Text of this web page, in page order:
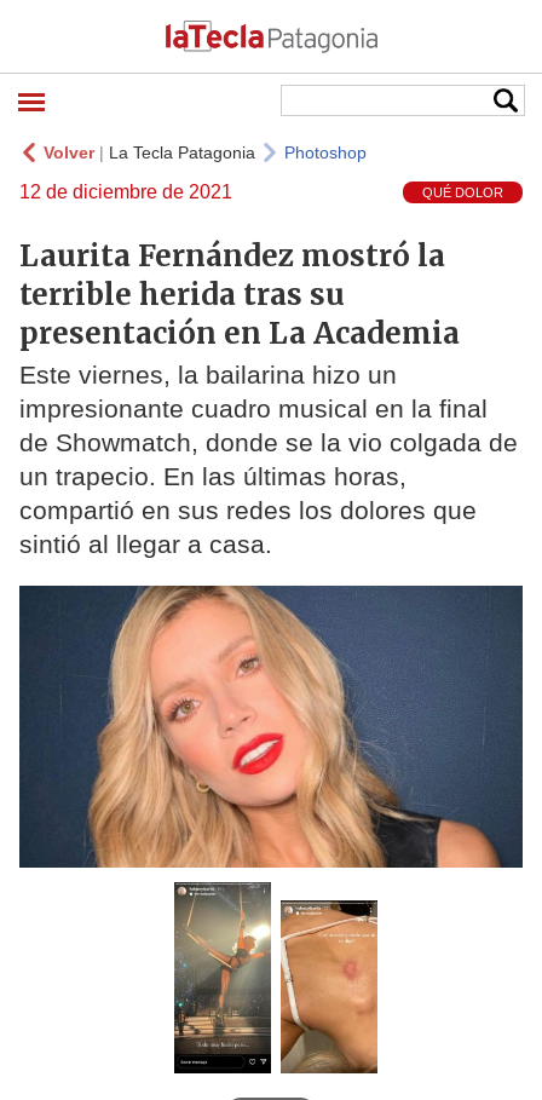
Volver| La Tecla Patagonia Photoshop
12 de diciembre de 2021 QUÉ DOLOR
Laurita Fernández mostró la
terrible herida tras su
presentación en La Academia
Este viernes, la bailarina hizo un
impresionante cuadro musical en la final
de Showmatch, donde se la vio colgada de
un trapecio. En las últimas horas,
compartió en sus redes los dolores que
sintió al llegar a casa.